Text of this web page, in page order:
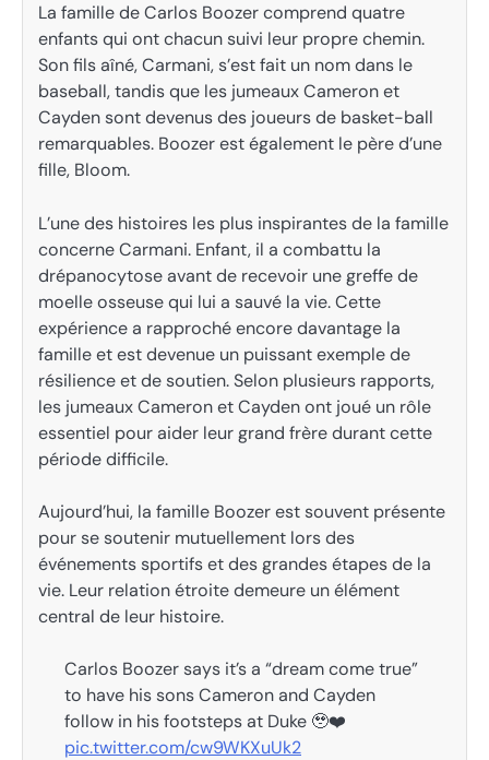
La famille de Carlos Boozer comprend quatre
enfants qui ont chacun suivi leur propre chemin.
Son fils aîné, Carmani, s’est fait un nom dans le
baseball, tandis que les jumeaux Cameron et
Cayden sont devenus des joueurs de basket-ball
remarquables. Boozer est également le père d’une
fille, Bloom.
L’une des histoires les plus inspirantes de la famille
concerne Carmani. Enfant, il a combattu la
drépanocytose avant de recevoir une greffe de
moelle osseuse qui lui a sauvé la vie. Cette
expérience a rapproché encore davantage la
famille et est devenue un puissant exemple de
résilience et de soutien. Selon plusieurs rapports,
les jumeaux Cameron et Cayden ont joué un rôle
essentiel pour aider leur grand frère durant cette
période difficile.
Aujourd’hui, la famille Boozer est souvent présente
pour se soutenir mutuellement lors des
événements sportifs et des grandes étapes de la
vie. Leur relation étroite demeure un élément
central de leur histoire.
Carlos Boozer says it’s a “dream come true”
to have his sons Cameron and Cayden
follow in his footsteps at Duke 🥹❤️
pic.twitter.com/cw9WKXuUk2